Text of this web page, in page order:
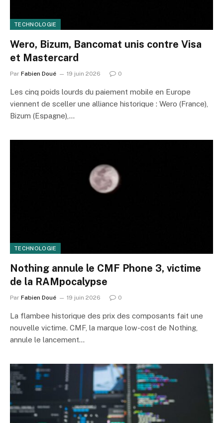
TECHNOLOGIE
Wero, Bizum, Bancomat unis contre Visa
et Mastercard
Par Fabien Doué 19 juin 2026 0
Les cinq poids lourds du paiement mobile en Europe
viennent de sceller une alliance historique : Wero (France),
Bizum (Espagne),…
TECHNOLOGIE
Nothing annule le CMF Phone 3, victime
de la RAMpocalypse
Par Fabien Doué 19 juin 2026 0
La flambee historique des prix des composants fait une
nouvelle victime. CMF, la marque low-cost de Nothing,
annule le lancement…